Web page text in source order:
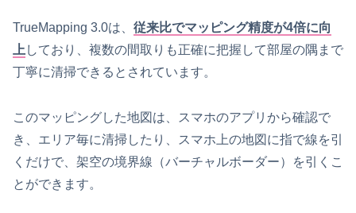
TrueMapping 3.0は、 従来比でマッピング精度が4倍に向
上 しており、複数の間取りも正確に把握して部屋の隅まで
丁寧に清掃できるとされています。
このマッピングした地図は、スマホのアプリから確認で
き、エリア毎に清掃したり、スマホ上の地図に指で線を引
くだけで、架空の境界線（バーチャルボーダー）を引くこ
とができます。